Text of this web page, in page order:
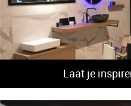
Laat je